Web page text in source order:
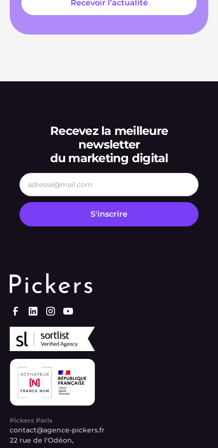
Recevez la meilleure
newsletter
du marketing digital
Pickers Paris
contact@agence-pickers.fr
22 rue de l'Odéon,